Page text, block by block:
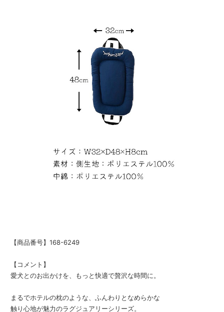
【商品番号】168-6249
【コメント】
愛犬とのお出かけを、もっと快適で贅沢な時間に。
まるでホテルの枕のような、ふんわりとなめらかな
触り心地が魅力のラグジュアリーシリーズ。